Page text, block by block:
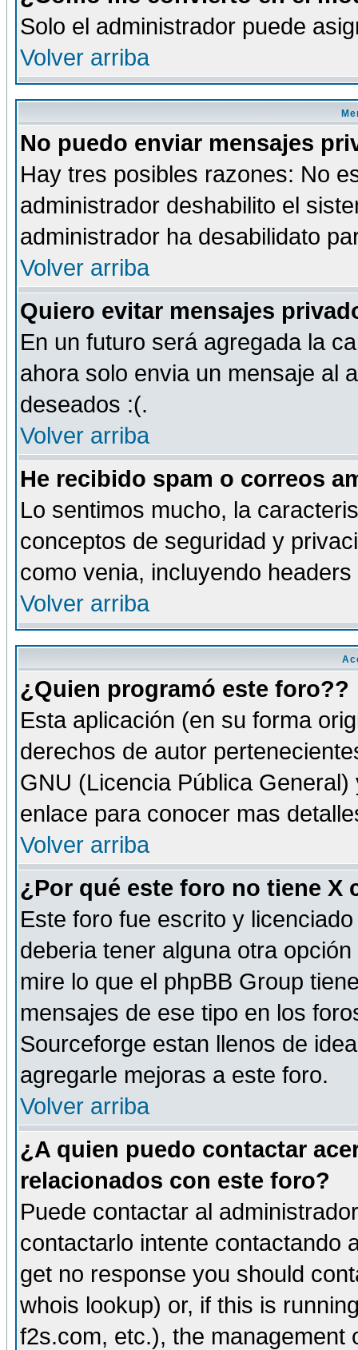
Solo el administrador puede
Volver arriba
No puedo enviar mensajes
Hay tres posibles razones: No
administrador deshabilito el
administrador ha desabilidato
Volver arriba
Quiero evitar mensajes
En un futuro será agregada la
ahora solo envia un mensaje al
deseados :(.
Volver arriba
He recibido spam o correos
Lo sentimos mucho, la
conceptos de seguridad y
como venia, incluyendo
Volver arriba
¿Quien programó este foro??
Esta aplicación (en su forma
derechos de autor
GNU (Licencia Pública
enlace para conocer mas
Volver arriba
¿Por qué este foro no tiene X
Este foro fue escrito y
deberia tener alguna otra
mire lo que el phpBB Group
mensajes de ese tipo en los
Sourceforge estan llenos de
agregarle mejoras a este foro.
Volver arriba
¿A quien puedo contactar
relacionados con este foro?
Puede contactar al
contactarlo intente contactando
get no response you should
whois lookup) or, if this is
f2s.com, etc.), the management